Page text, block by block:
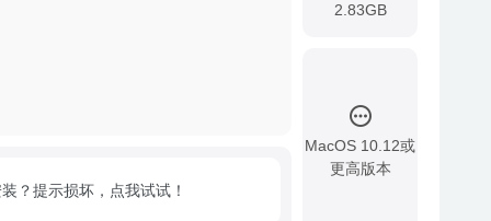
2.83GB
MacOS 10.12或
更高版本
？提示损坏，点我试试！